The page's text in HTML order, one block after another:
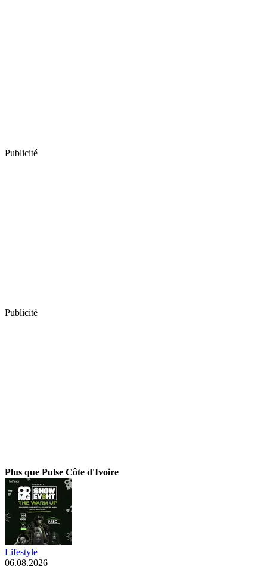
Publicité
Publicité
Plus que Pulse Côte d'Ivoire
Lifestyle
06.08.2026